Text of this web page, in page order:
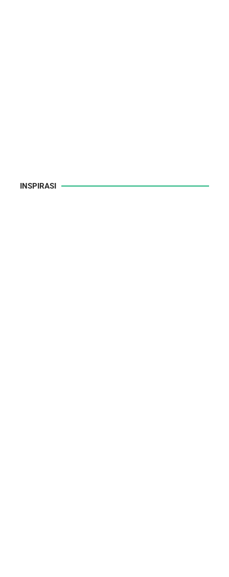
INSPIRASI